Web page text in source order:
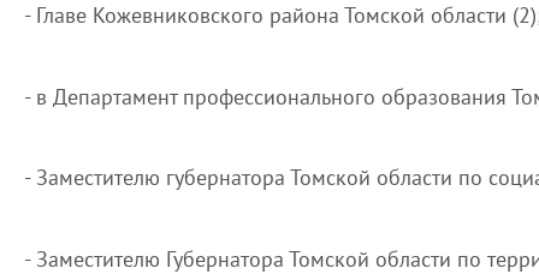
- Главе Кожевниковского района Томской области
- в Департамент профессионального образования
- Заместителю губернатора Томской области по
- Заместителю Губернатора Томской области по